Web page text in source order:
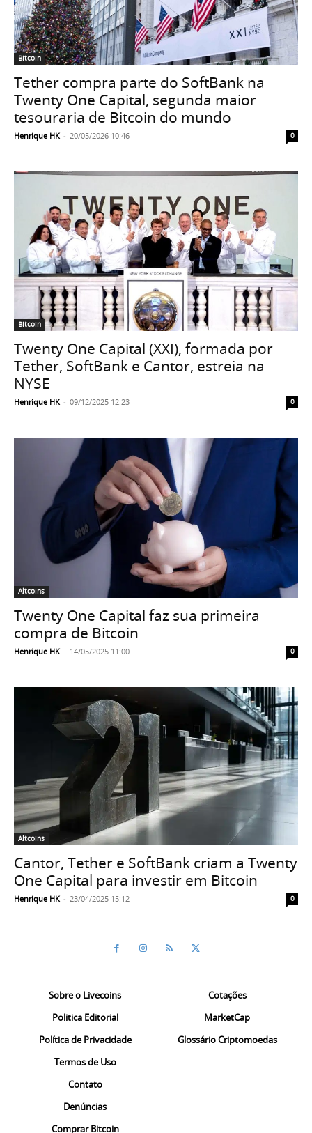
Bitcoin
Tether compra parte do SoftBank na
Twenty One Capital, segunda maior
tesouraria de Bitcoin do mundo
Henrique HK - 20/05/2026 10:46 0
Bitcoin
Twenty One Capital (XXI), formada por
Tether, SoftBank e Cantor, estreia na
NYSE
Henrique HK - 09/12/2025 12:23 0
Altcoins
Twenty One Capital faz sua primeira
compra de Bitcoin
Henrique HK - 14/05/2025 11:00 0
Altcoins
Cantor, Tether e SoftBank criam a Twenty
One Capital para investir em Bitcoin
Henrique HK - 23/04/2025 15:12 0
Sobre o Livecoins
Politica Editorial
Política de Privacidade
Termos de Uso
Contato
Denúncias
Comprar Bitcoin
Cotações
MarketCap
Glossário Criptomoedas